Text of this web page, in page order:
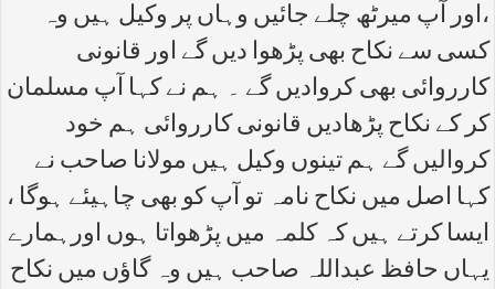
،اور آپ میرٹھ چلے جائیں وہاں پر وکیل ہیں وہ
کسی سے نکاح بھی پڑھوا دیں گے اور قانونی
کارروائی بھی کروادیں گے ۔ ہم نے کہا آپ مسلمان
کر کے نکاح پڑھادیں قانونی کارروائی ہم خود
کروالیں گے ہم تینوں وکیل ہیں مولانا صاحب نے
کہا اصل میں نکاح نامہ تو آپ کو بھی چاہیئے ہوگا ،
ایسا کرتے ہیں کہ کلمہ میں پڑھواتا ہوں اورہمارے
یہاں حافظ عبداللہ صاحب ہیں وہ گاؤں میں نکاح